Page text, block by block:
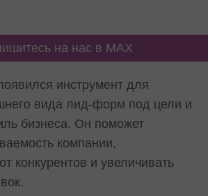
на нас в MAX
инструмент для
вида лид-форм под цели и
бизнеса. Он поможет
компании,
конкурентов и увеличивать